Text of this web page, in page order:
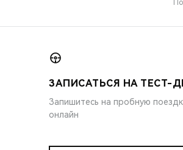
ЗАПИСАТЬСЯ НА ТЕСТ-
Запишитесь на пробную
онлайн